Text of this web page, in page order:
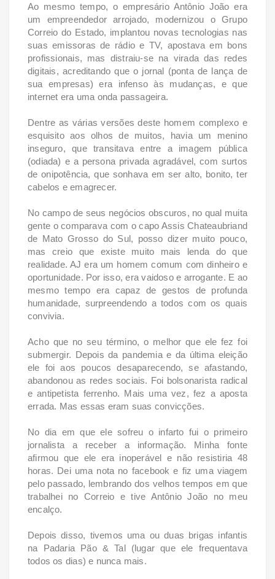
Ao mesmo tempo, o empresário Antônio João era
um empreendedor arrojado, modernizou o Grupo
Correio do Estado, implantou novas tecnologias nas
suas emissoras de rádio e TV, apostava em bons
profissionais, mas distraiu-se na virada das redes
digitais, acreditando que o jornal (ponta de lança de
sua empresas) era infenso às mudanças, e que
internet era uma onda passageira.
Dentre as várias versões deste homem complexo e
esquisito aos olhos de muitos, havia um menino
inseguro, que transitava entre a imagem pública
(odiada) e a persona privada agradável, com surtos
de onipotência, que sonhava em ser alto, bonito, ter
cabelos e emagrecer.
No campo de seus negócios obscuros, no qual muita
gente o comparava com o capo Assis Chateaubriand
de Mato Grosso do Sul, posso dizer muito pouco,
mas creio que existe muito mais lenda do que
realidade. AJ era um homem comum com dinheiro e
oportunidade. Por isso, era vaidoso e arrogante. E ao
mesmo tempo era capaz de gestos de profunda
humanidade, surpreendendo a todos com os quais
convivia.
Acho que no seu término, o melhor que ele fez foi
submergir. Depois da pandemia e da última eleição
ele foi aos poucos desaparecendo, se afastando,
abandonou as redes sociais. Foi bolsonarista radical
e antipetista ferrenho. Mais uma vez, fez a aposta
errada. Mas essas eram suas convicções.
No dia em que ele sofreu o infarto fui o primeiro
jornalista a receber a informação. Minha fonte
afirmou que ele era inoperável e não resistiria 48
horas. Dei uma nota no facebook e fiz uma viagem
pelo passado, lembrando dos velhos tempos em que
trabalhei no Correio e tive Antônio João no meu
encalço.
Depois disso, tivemos uma ou duas brigas infantis
na Padaria Pão & Tal (lugar que ele frequentava
todos os dias) e nunca mais.